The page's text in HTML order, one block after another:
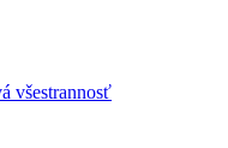
všestrannosť